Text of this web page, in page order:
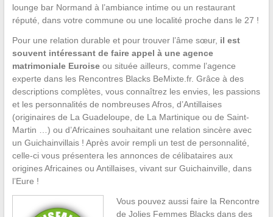
lounge bar Normand à l’ambiance intime ou un restaurant
réputé, dans votre commune ou une localité proche dans le 27 !
Pour une relation durable et pour trouver l’âme sœur, il est
souvent intéressant de faire appel à une agence
matrimoniale Euroiseou située ailleurs, comme l’agence
experte dans les Rencontres Blacks BeMixte.fr. Grâce à des
descriptions complètes, vous connaîtrez les envies, les passions
et les personnalités de nombreuses Afros, d’Antillaises
(originaires de La Guadeloupe, de La Martinique ou de Saint-
Martin …) ou d’Africaines souhaitant une relation sincère avec
un Guichainvillais ! Après avoir rempli un test de personnalité,
celle-ci vous présentera les annonces de célibataires aux
origines Africaines ou Antillaises, vivant sur Guichainville, dans
l’Eure !
Vous pouvez aussi faire la Rencontre
de Jolies Femmes Blacks dans des